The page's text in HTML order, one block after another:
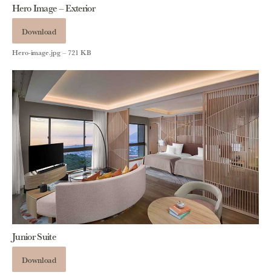
Hero Image – Exterior
Download
Hero-image.jpg – 721 KB
Junior Suite
Download